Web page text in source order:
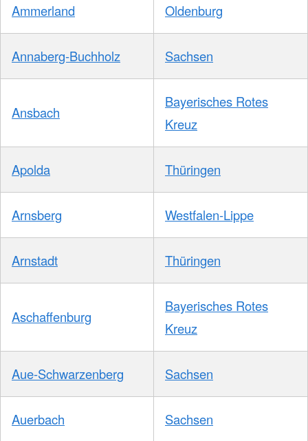
Ammerland Oldenburg
Annaberg-Buchholz Sachsen
Ansbach
Bayerisches Rotes
Kreuz
Apolda Thüringen
Arnsberg Westfalen-Lippe
Arnstadt Thüringen
Aschaffenburg
Bayerisches Rotes
Kreuz
Aue-Schwarzenberg Sachsen
Auerbach Sachsen